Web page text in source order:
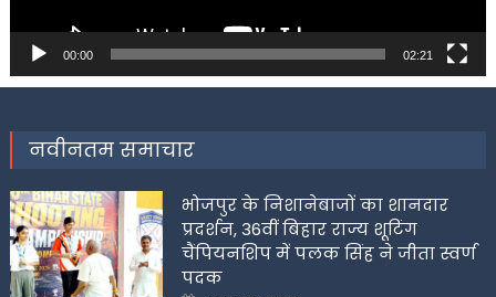
00:00 02:21
नवीनतम समाचार
भोजपुर के निशानेबाजों का शानदार
प्रदर्शन, 36वीं बिहार राज्य शूटिंग
चैंपियनशिप में पलक सिंह ने जीता स्वर्ण
पदक